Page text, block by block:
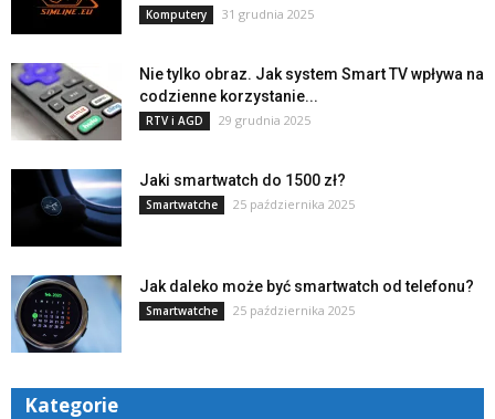
Komputery 31 grudnia 2025
Nie tylko obraz. Jak system Smart TV wpływa na
codzienne korzystanie...
RTV i AGD 29 grudnia 2025
Jaki smartwatch do 1500 zł?
Smartwatche 25 października 2025
Jak daleko może być smartwatch od telefonu?
Smartwatche 25 października 2025
Kategorie